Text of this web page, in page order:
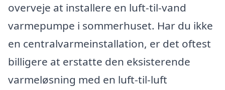
overveje at installere en luft-til-vand
varmepumpe i sommerhuset. Har du ikke
en centralvarmeinstallation, er det oftest
billigere at erstatte den eksisterende
varmeløsning med en luft-til-luft